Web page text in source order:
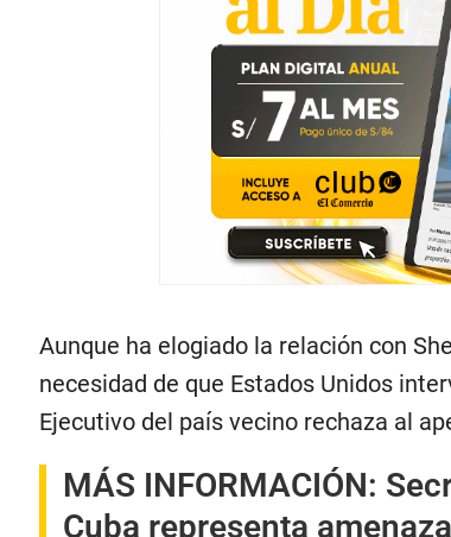
Aunque ha elogiado la relación con
necesidad de que Estados Unidos
Ejecutivo del país vecino rechaza al
MÁS INFORMACIÓN:
Cuba representa